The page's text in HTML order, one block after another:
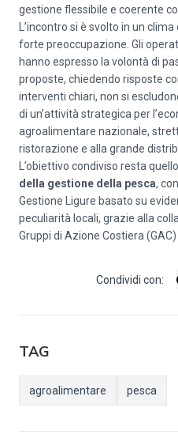
gestione flessibile e coerente
L’incontro si è svolto in un
forte preoccupazione. Gli
hanno espresso la volontà di
proposte, chiedendo risposte
interventi chiari, non si
di un’attività strategica per
agroalimentare nazionale,
ristorazione e alla grande
L’obiettivo condiviso resta
della gestione della pesca,
Gestione Ligure basato su
peculiarità locali, grazie alla
Gruppi di Azione Costiera (GAC)
Condividi con:
TAG
agroalimentare pesca